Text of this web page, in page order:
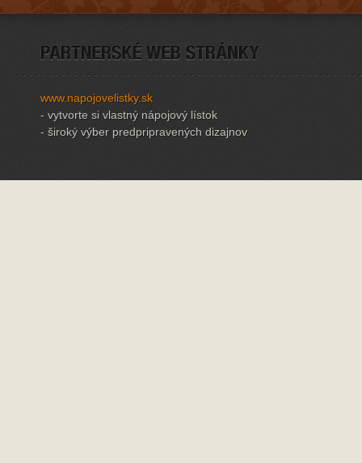
www.napojovelistky.sk
- vytvorte si vlastný nápojový lístok
- široký výber predpripravených dizajnov